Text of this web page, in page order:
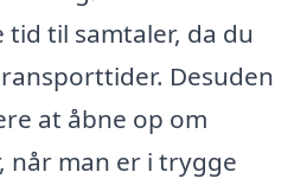
til samtaler, da du
Desuden
at åbne op om
når man er i trygge